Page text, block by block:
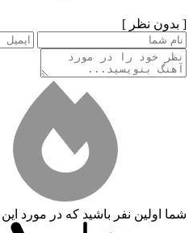
[ بدون نظر ]
شما اولین نفر باشید که در مورد